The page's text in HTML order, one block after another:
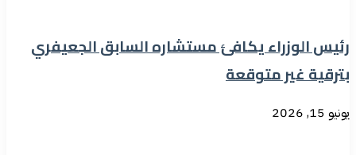
رئيس الوزراء يكافئ مستشاره السابق الجعيفري
بترقية غير متوقعة
يونيو 15, 2026